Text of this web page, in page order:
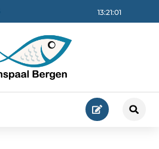
13:21:03